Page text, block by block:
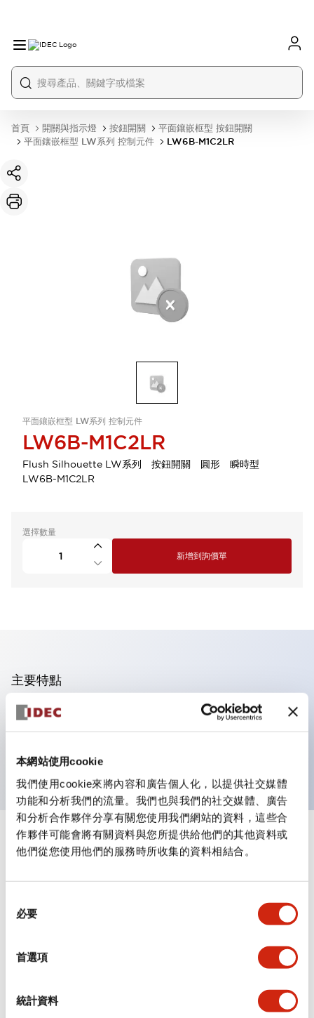
本網站使用cookie
我們使用cookie來將內容和廣告個人化，以提供社交媒體
功能和分析我們的流量。我們也與我們的社交媒體、廣告
和分析合作夥伴分享有關您使用我們網站的資料，這些合
作夥伴可能會將有關資料與您所提供給他們的其他資料或
他們從您使用他們的服務時所收集的資料相結合。
必要
首選項
統計資料
首頁 開關與指示燈 按鈕開關
平面鑲嵌框型 按鈕開關
平面鑲嵌框型 LW系列 控制元件
LW6B-M1C2LR
平面鑲嵌框型 LW系列 控制元件
LW6B-M1C2LR
Flush Silhouette LW系列 按鈕開關 圓形 瞬時型
LW6B-M1C2LR
選擇數量
新增到詢價單
主要特點
可進行集合密著安裝
附鎖選擇開關採用高安全性的彈子鎖結構
防護結構為IP65（IEC60529）
規格
環境規範
機械規格